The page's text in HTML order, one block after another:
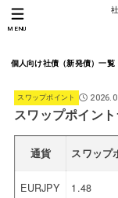
個人向け社債（新発債）一覧
MENU
スワップポイント
スワップポイン
通貨 スワップ
EURJPY 1.48